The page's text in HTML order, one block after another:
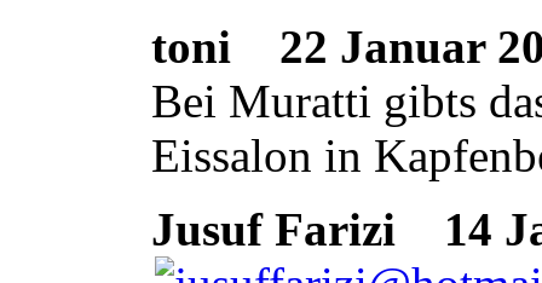
toni
22 Januar
Bei Muratti gibts
Eissalon in
Jusuf Farizi
14